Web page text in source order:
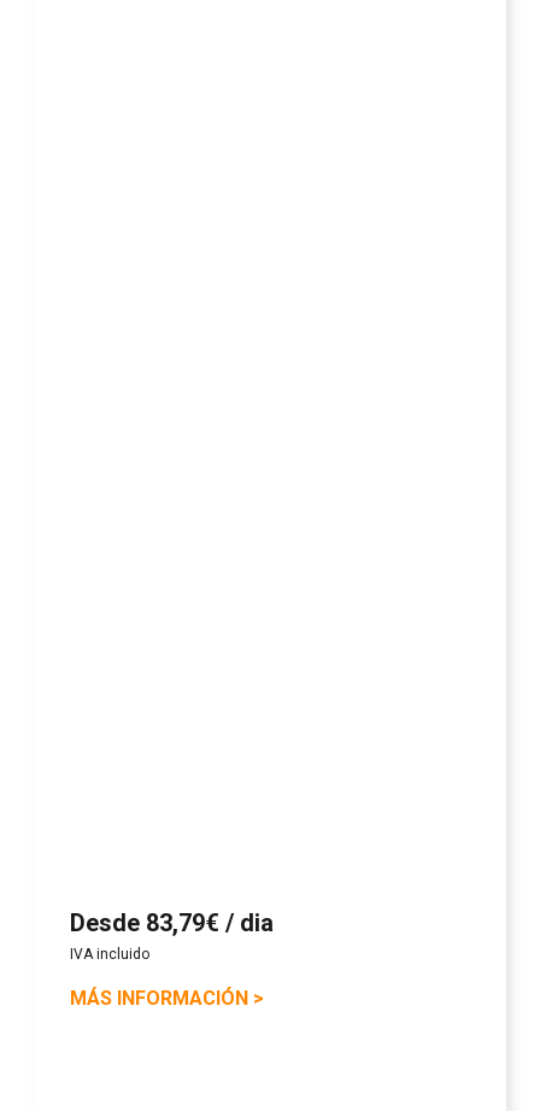
Desde 83,79€ / dia
IVA incluido
MÁS INFORMACIÓN >